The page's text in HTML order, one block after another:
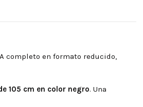
completo en formato reducido,
105 cm en color negro. Una